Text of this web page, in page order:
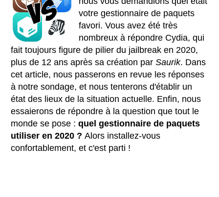
votre gestionnaire de paquets
favori. Vous avez été très
nombreux à répondre Cydia, qui
fait toujours figure de pilier du jailbreak en 2020,
plus de 12 ans après sa création parSaurik. Dans
cet article, nous passerons en revue les réponses
à notre sondage, et nous tenterons d'établir un
état des lieux de la situation actuelle. Enfin, nous
essaierons de répondre à la question que tout le
monde se pose :quel gestionnaire de paquets
utiliser en 2020 ?Alors installez-vous
confortablement, et c'est parti !